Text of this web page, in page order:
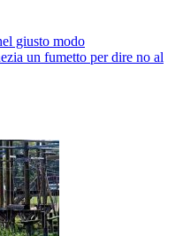
giusto modo
un fumetto per dire no al